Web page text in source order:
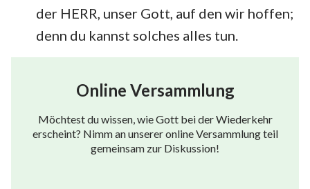
der HERR, unser Gott, auf den wir hoffen;
denn du kannst solches alles tun.
Online Versammlung
Möchtest du wissen, wie Gott bei der Wiederkehr
erscheint? Nimm an unserer online Versammlung teil
gemeinsam zur Diskussion!